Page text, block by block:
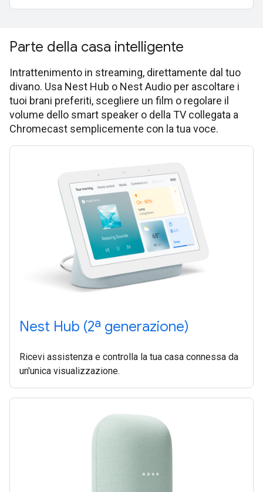
Parte della casa intelligente
Intrattenimento in streaming, direttamente dal tuo
divano. Usa Nest Hub o Nest Audio per ascoltare i
tuoi brani preferiti, scegliere un film o regolare il
volume dello smart speaker o della TV collegata a
Chromecast semplicemente con la tua voce.
Nest Hub (2ª generazione)
Ricevi assistenza e controlla la tua casa connessa da
un'unica visualizzazione.